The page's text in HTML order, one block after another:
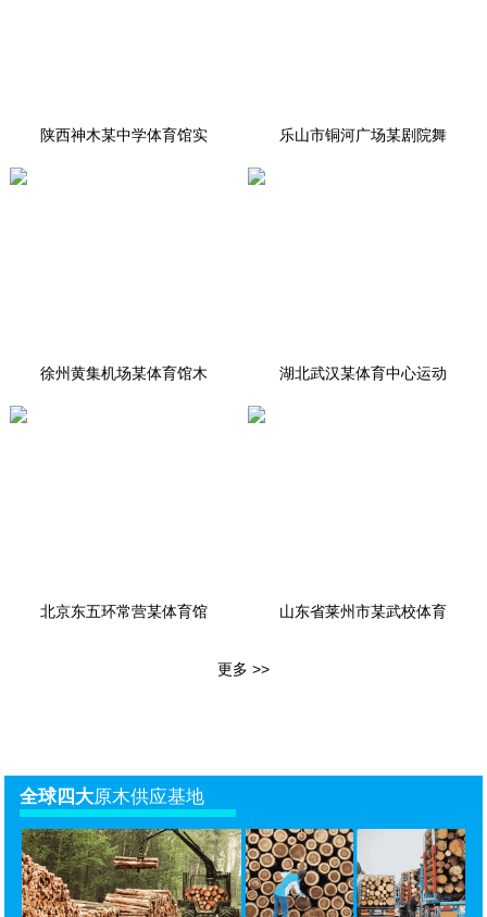
陕西神木某中学体育馆实 乐山市铜河广场某剧院舞
徐州黄集机场某体育馆木 湖北武汉某体育中心运动
北京东五环常营某体育馆 山东省莱州市某武校体育
更多 >>
全球四大原木供应基地